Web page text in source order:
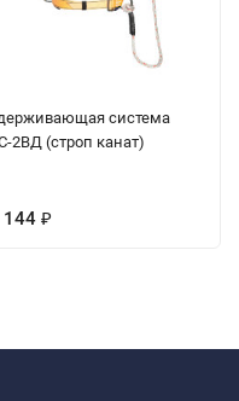
система
2ВД (строп канат)
144 ₽